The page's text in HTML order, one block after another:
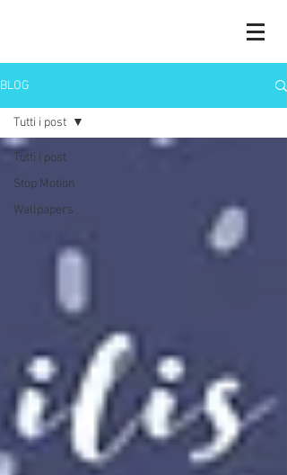
BLOG
Tutti i post
Stop Motion
Wallpapers
Tutti i post